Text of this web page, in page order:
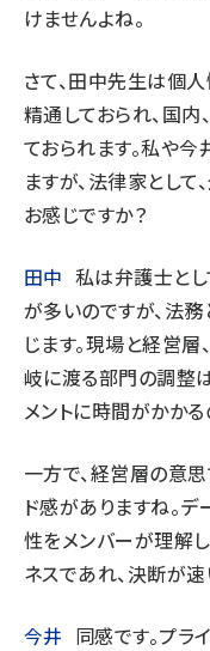
けませんよね。
さて、田中先生は個
精通しておられ、国
ておられます。私や
ますが、法律家とし
お感じですか？
田中 私は弁護士と
が多いのですが、法
じます。現場と経営層
岐に渡る部門の調整
メントに時間がかかる
一方で、経営層の意
ド感がありますね。
性をメンバーが理解
ネスであれ、決断が速
今井 同感です。プラ